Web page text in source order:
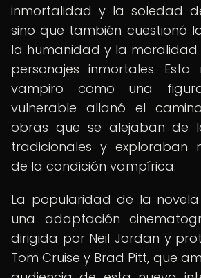
inmortalidad y la soledad
sino que también cuestionó
la humanidad y la moralidad
personajes inmortales. Esta
vampiro como una
vulnerable allanó el
obras que se alejaban de
tradicionales y exploraban
de la condición vampírica.
La popularidad de la novela
una adaptación
dirigida por Neil Jordan y
Tom Cruise y Brad Pitt, que